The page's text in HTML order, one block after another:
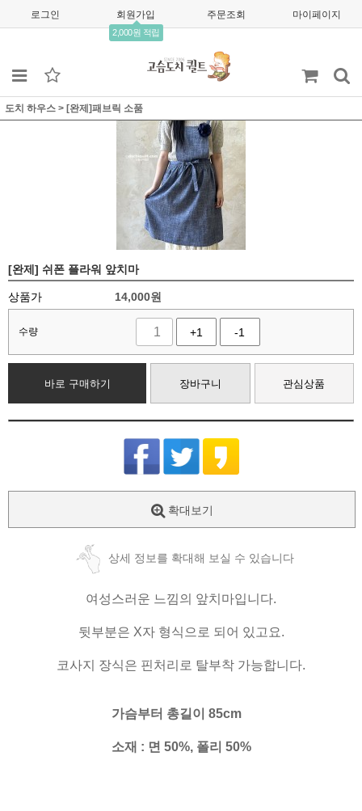
로그인 회원가입
2,000원 적립
주문조회 마이페이지
도치 하우스 > [완제]패브릭 소품
[완제] 쉬폰 플라워 앞치마
상품가 14,000원
수량 +1 -1
바로 구매하기 장바구니 관심상품
확대보기
상세 정보를 확대해 보실 수 있습니다
여성스러운 느낌의 앞치마입니다.
뒷부분은 X자 형식으로 되어 있고요.
코사지 장식은 핀처리로 탈부착 가능합니다.
가슴부터 총길이 85cm
소재 : 면 50%, 폴리 50%